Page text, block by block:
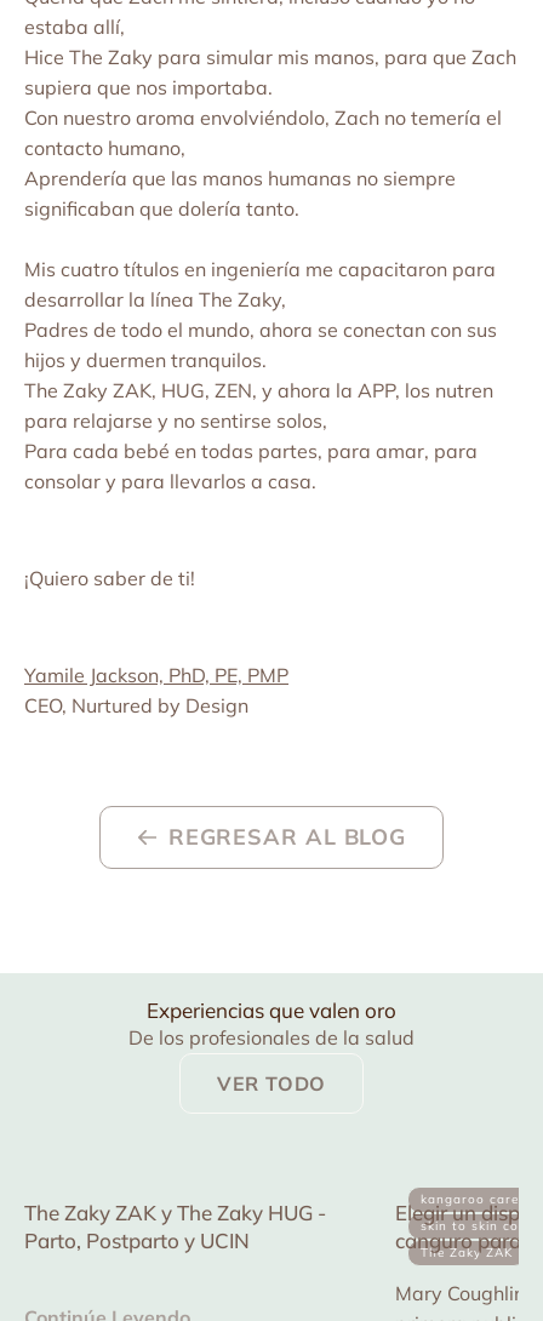
estaba allí,
Hice The Zaky para simular mis manos, para que Zach
supiera que nos importaba.
Con nuestro aroma envolviéndolo, Zach no temería el
contacto humano,
Aprendería que las manos humanas no siempre
significaban que dolería tanto.
Mis cuatro títulos en ingeniería me capacitaron para
desarrollar la línea The Zaky,
Padres de todo el mundo, ahora se conectan con sus
hijos y duermen tranquilos.
The Zaky ZAK, HUG, ZEN, y ahora la APP, los nutren
para relajarse y no sentirse solos,
Para cada bebé en todas partes, para amar, para
consolar y para llevarlos a casa.
¡Quiero saber de ti!
Yamile Jackson, PhD, PE, PMP
CEO, Nurtured by Design
REGRESAR AL BLOG
Experiencias que valen oro
De los profesionales de la salud
VER TODO
The Zaky ZAK y The Zaky HUG -
Parto, Postparto y UCIN
kangaroo care
skin to skin
The Zaky ZAK
Elegir un
canguro para
de la Calidad
Mary Coughlin